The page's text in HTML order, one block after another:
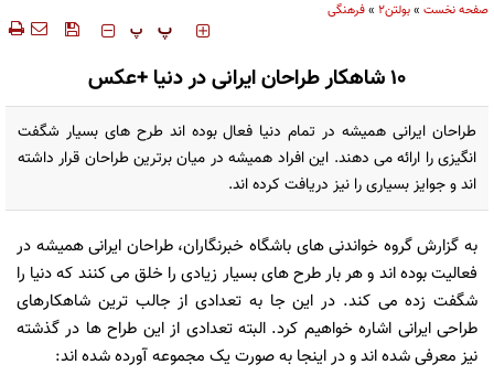
صفحه نخست »بولتن2 »فرهنگی
‍‍‍ پ پ
10 شاهکار طراحان ایرانی در دنیا +عکس
طراحان ایرانی همیشه در تمام دنیا فعال بوده اند طرح های بسیار شگفت
انگیزی را ارائه می دهند. این افراد همیشه در میان برترین طراحان قرار داشته
اند و جوایز بسیاری را نیز دریافت کرده اند.
به گزارشگروه خواندنی های باشگاه خبرنگاران، طراحان ایرانی همیشه در
فعالیت بوده اند و هر بار طرح های بسیار زیادی را خلق می کنند که دنیا را
شگفت زده می کند. در این جا به تعدادی از جالب ترین شاهکارهای
طراحی ایرانی اشاره خواهیم کرد. البته تعدادی از این طراح ها در گذشته
نیز معرفی شده اند و در اینجا به صورت یک مجموعه آورده شده اند: